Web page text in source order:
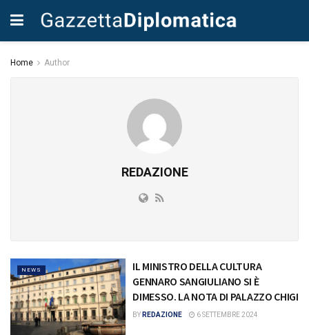
Home Author
REDAZIONE
NEWS
IL MINISTRO DELLA CULTURA
GENNARO SANGIULIANO SI È
DIMESSO. LA NOTA DI PALAZZO CHIGI
BY REDAZIONE 6 SETTEMBRE 2024